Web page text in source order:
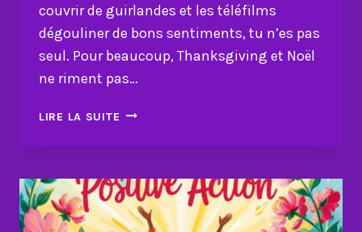
couvrir de guirlandes et les téléfilms
dégouliner de bons sentiments, tu n’es pas
seul. Pour beaucoup, Thanksgiving et Noël
ne riment pas…
LIRE LA SUITE COMMENT
ON
DÉTESTE
THANSKIVING